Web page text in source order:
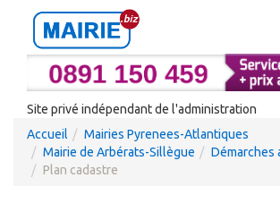
Site privé indépendant de l'administration
Accueil
Mairies Pyrenees-Atlantiques
Mairie de Arbérats-Sillègue
Démarches
Plan cadastre